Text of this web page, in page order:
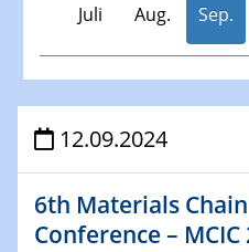
Juli Aug. Sep.
Veranstaltungen
SFB/TRR 247 Seminar
12.09.2024
6th Materials
Conference – MCIC